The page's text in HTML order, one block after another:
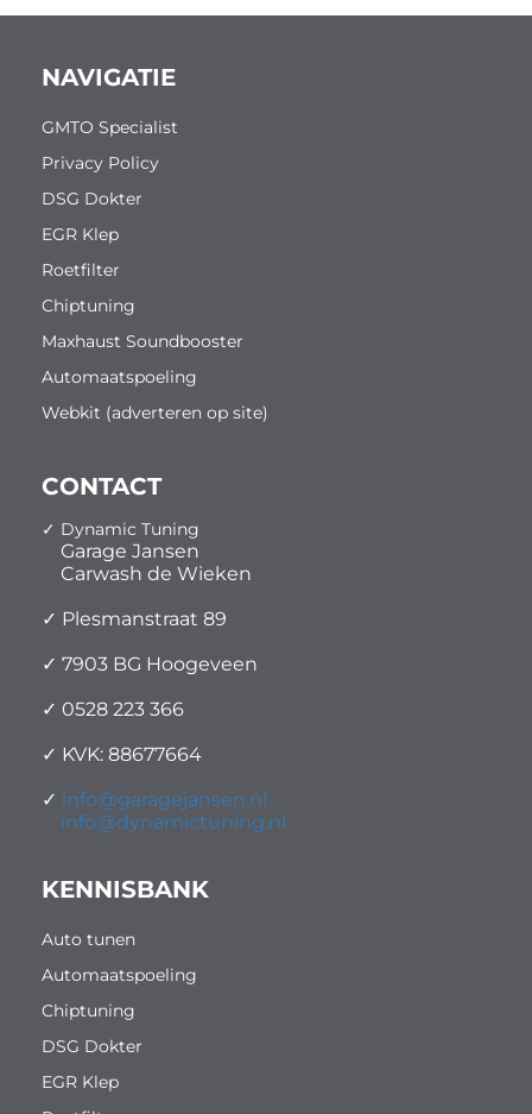
NAVIGATIE
GMTO Specialist
Privacy Policy
DSG Dokter
EGR Klep
Roetfilter
Chiptuning
Maxhaust Soundbooster
Automaatspoeling
Webkit (adverteren op site)
CONTACT
✓ Dynamic Tuning
Garage Jansen
Carwash de Wieken
✓ Plesmanstraat 89
✓ 7903 BG Hoogeveen
✓ 0528 223 366
✓ KVK: 88677664
✓ info@garagejansen.nl
info@dynamictuning.nl
KENNISBANK
Auto tunen
Automaatspoeling
Chiptuning
DSG Dokter
EGR Klep